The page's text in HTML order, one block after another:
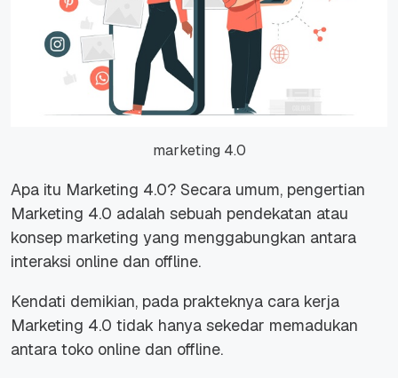
marketing 4.0
Apa itu Marketing 4.0? Secara umum, pengertian
Marketing 4.0 adalah sebuah pendekatan atau
konsep marketing yang menggabungkan antara
interaksi online dan offline.
Kendati demikian, pada prakteknya cara kerja
Marketing 4.0 tidak hanya sekedar memadukan
antara toko online dan offline.